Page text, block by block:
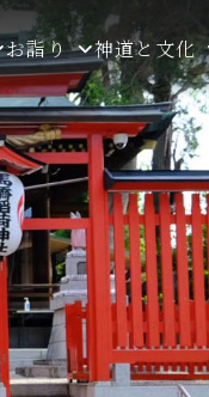
お詣り 神道と文化